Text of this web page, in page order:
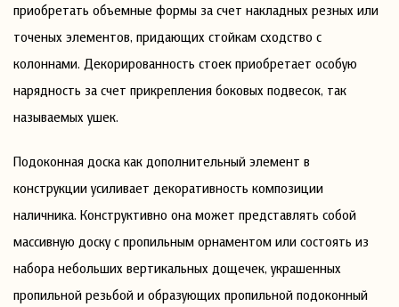
приобретать объемные формы за счет накладных резных или
точеных элементов, придающих стойкам сходство с
колоннами. Декорированность стоек приобретает особую
нарядность за счет прикрепления боковых подвесок, так
называемых ушек.
Подоконная доска как дополнительный элемент в
конструкции усиливает декоративность композиции
наличника. Конструктивно она может представлять собой
массивную доску с пропильным орнаментом или состоять из
набора небольших вертикальных дощечек, украшенных
пропильной резьбой и образующих пропильной подоконный